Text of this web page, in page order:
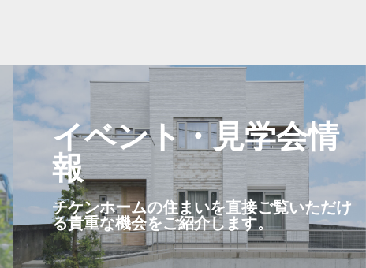
よくあるご質
みなさまから多く寄せ
お問い合わせ
どんなことでも、お気軽
プライバシー
イベント・見学会情
報
チケンホームの住まいを直接ご覧いただけ
る貴重な機会をご紹介します。